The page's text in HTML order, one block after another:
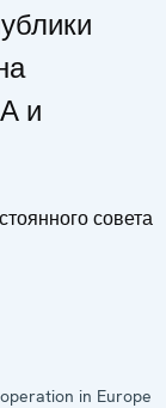
и
совета
in Europe